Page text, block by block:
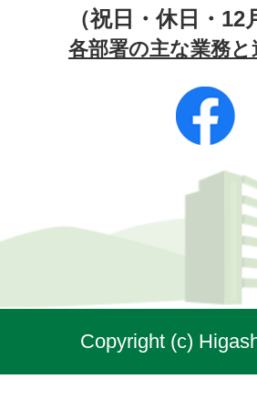
（祝日・休日・
各部署の主な業務と
Copyright (c)